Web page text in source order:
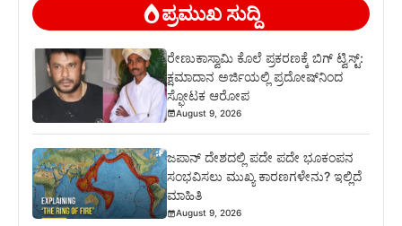
ಪ್ರಮುಖ ಸುದ್ದಿ
ರೇಣುಕಾಸ್ವಾಮಿ ಕೊಲೆ ಪ್ರಕರಣಕ್ಕೆ ಬಿಗ್ ಟ್ವಿಸ್ಟ್:
ಕ್ಷಮಾದಾನ ಅರ್ಜಿಯಲ್ಲಿ ಪ್ರದೋಷ್‌ನಿಂದ
ಸ್ಫೋಟಕ ಆರೋಪ
August 9, 2026
ಜಪಾನ್ ದೇಶದಲ್ಲಿ ಪದೇ ಪದೇ ಭೂಕಂಪನ
ಸಂಭವಿಸಲು ಮುಖ್ಯ ಕಾರಣಗಳೇನು? ಇಲ್ಲಿದೆ
ಮಾಹಿತಿ
August 9, 2026